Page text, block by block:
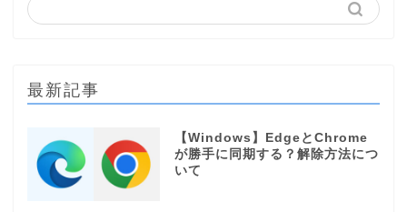
最新記事
【Windows】EdgeとChrome
が勝手に同期する？解除方法につ
いて